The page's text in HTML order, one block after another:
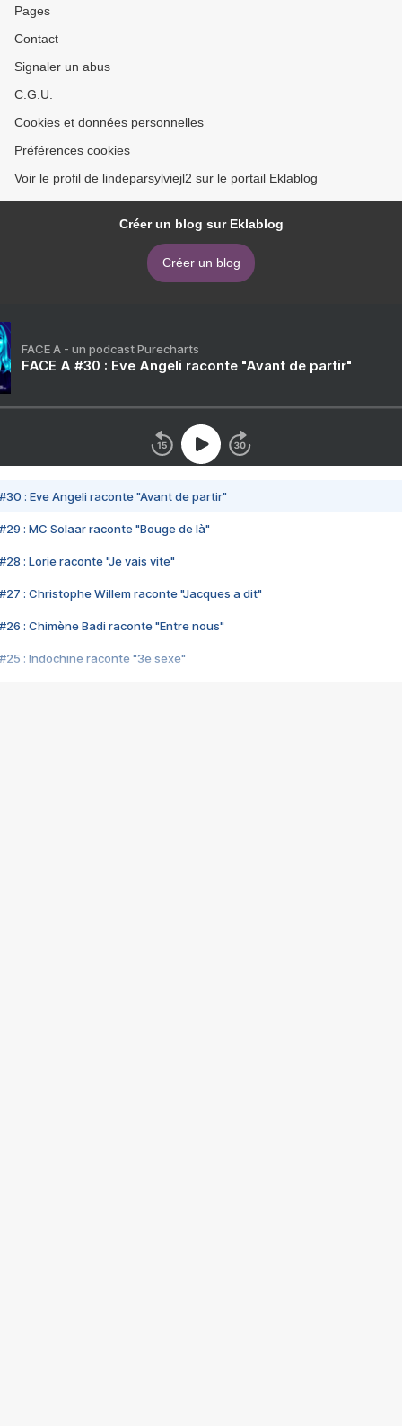
Pages
Contact
Signaler un abus
C.G.U.
Cookies et données personnelles
Préférences cookies
Voir le profil de lindeparsylviejl2 sur le portail Eklablog
Créer un blog sur Eklablog
Créer un blog
FACE A - un podcast Purecharts
FACE A #30 : Eve Angeli raconte "Avant de partir"
#30 : Eve Angeli raconte "Avant de partir"
#29 : MC Solaar raconte "Bouge de là"
#28 : Lorie raconte "Je vais vite"
#27 : Christophe Willem raconte "Jacques a dit"
#26 : Chimène Badi raconte "Entre nous"
#25 : Indochine raconte "3e sexe"